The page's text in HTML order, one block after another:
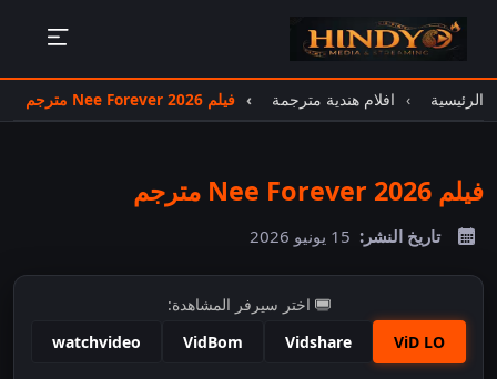
الرئيسية افلام هندية مترجمة فيلم Nee Forever 2026 مترجم
فيلم Nee Forever 2026 مترجم
تاريخ النشر: 15 يونيو 2026
اختر سيرفر المشاهدة:
ViD LO
Vidshare
VidBom
watchvideo